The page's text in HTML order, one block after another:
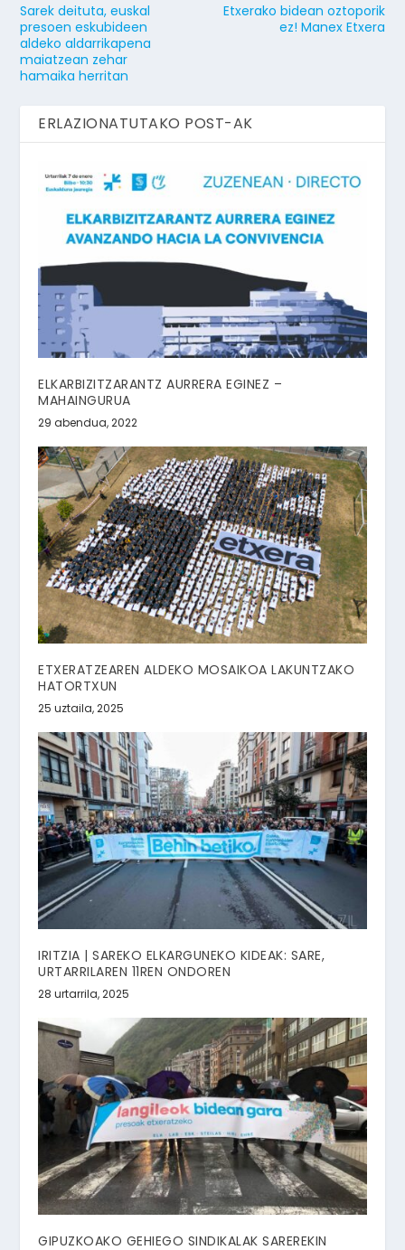
Sarek deituta, euskal
presoen eskubideen
aldeko aldarrikapena
maiatzean zehar
hamaika herritan
Etxerako bidean oztoporik
ez! Manex Etxera
ERLAZIONATUTAKO POST-AK
ELKARBIZITZARANTZ AURRERA EGINEZ –
MAHAINGURUA
29 abendua, 2022
ETXERATZEAREN ALDEKO MOSAIKOA LAKUNTZAKO
HATORTXUN
25 uztaila, 2025
IRITZIA | SAREKO ELKARGUNEKO KIDEAK: SARE,
URTARRILAREN 11REN ONDOREN
28 urtarrila, 2025
GIPUZKOAKO GEHIEGO SINDIKALAK SAREREKIN